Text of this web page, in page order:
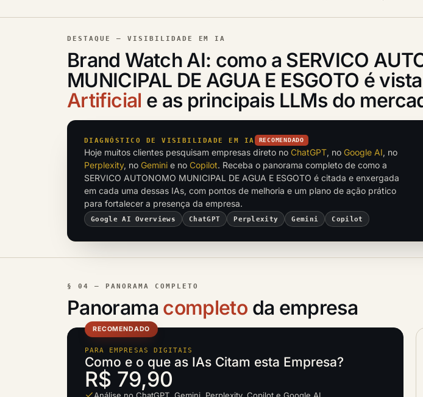
DESTAQUE — VISIBILIDADE EM IA
Brand Watch AI: como a SERVICO
MUNICIPAL DE AGUA E ESGOTO é
Artificial e as principais LLMs do
DIAGNÓSTICO DE VISIBILIDADE EM IA RECOMENDADO
Hoje muitos clientes pesquisam empresas direto no ChatGPT, no Google AI, no
Perplexity, no Gemini e no Copilot. Receba o panorama completo de como a
SERVICO AUTONOMO MUNICIPAL DE AGUA E ESGOTO é citada e enxergada
em cada uma dessas IAs, com pontos de melhoria e um plano de ação prático
para fortalecer a presença da empresa.
Google AI Overviews ChatGPT Perplexity Gemini Copilot
§ 04 — PANORAMA COMPLETO
Panorama completo da empresa
RECOMENDADO
PARA EMPRESAS DIGITAIS
Como e o que as IAs Citam esta Empresa?
R$ 79,90
Análise no ChatGPT, Gemini, Perplexity, Copilot e Google AI